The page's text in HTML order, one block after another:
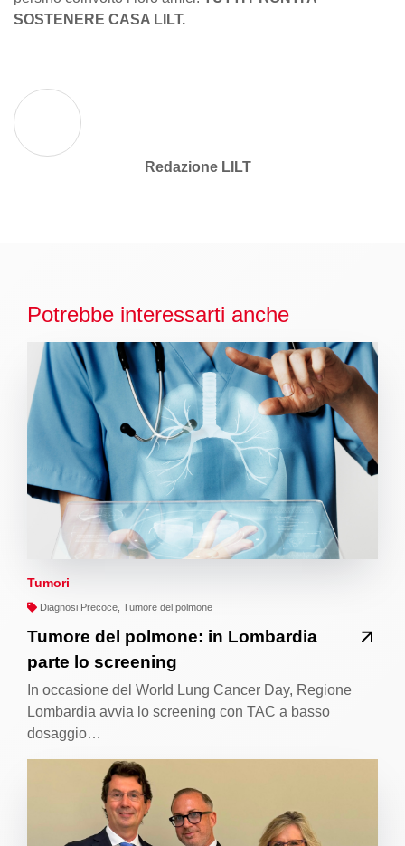
SOSTENERE CASA LILT.
Redazione LILT
Potrebbe interessarti anche
Tumori
Diagnosi Precoce, Tumore del polmone
Tumore del polmone: in Lombardia
parte lo screening
In occasione del World Lung Cancer Day, Regione
Lombardia avvia lo screening con TAC a basso
dosaggio…